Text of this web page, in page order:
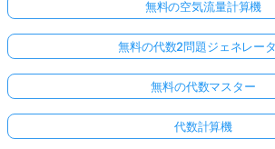
無料の空気流量計算機
無料の代数2問題ジェネレー
無料の代数マスター
代数計算機